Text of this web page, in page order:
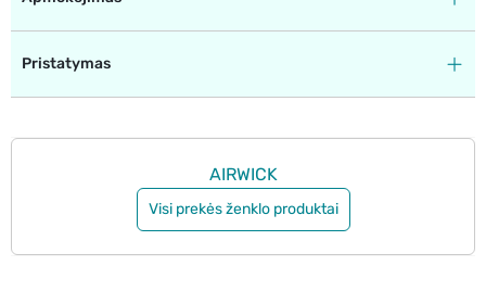
Pristatymas
AIRWICK
Visi prekės ženklo produktai